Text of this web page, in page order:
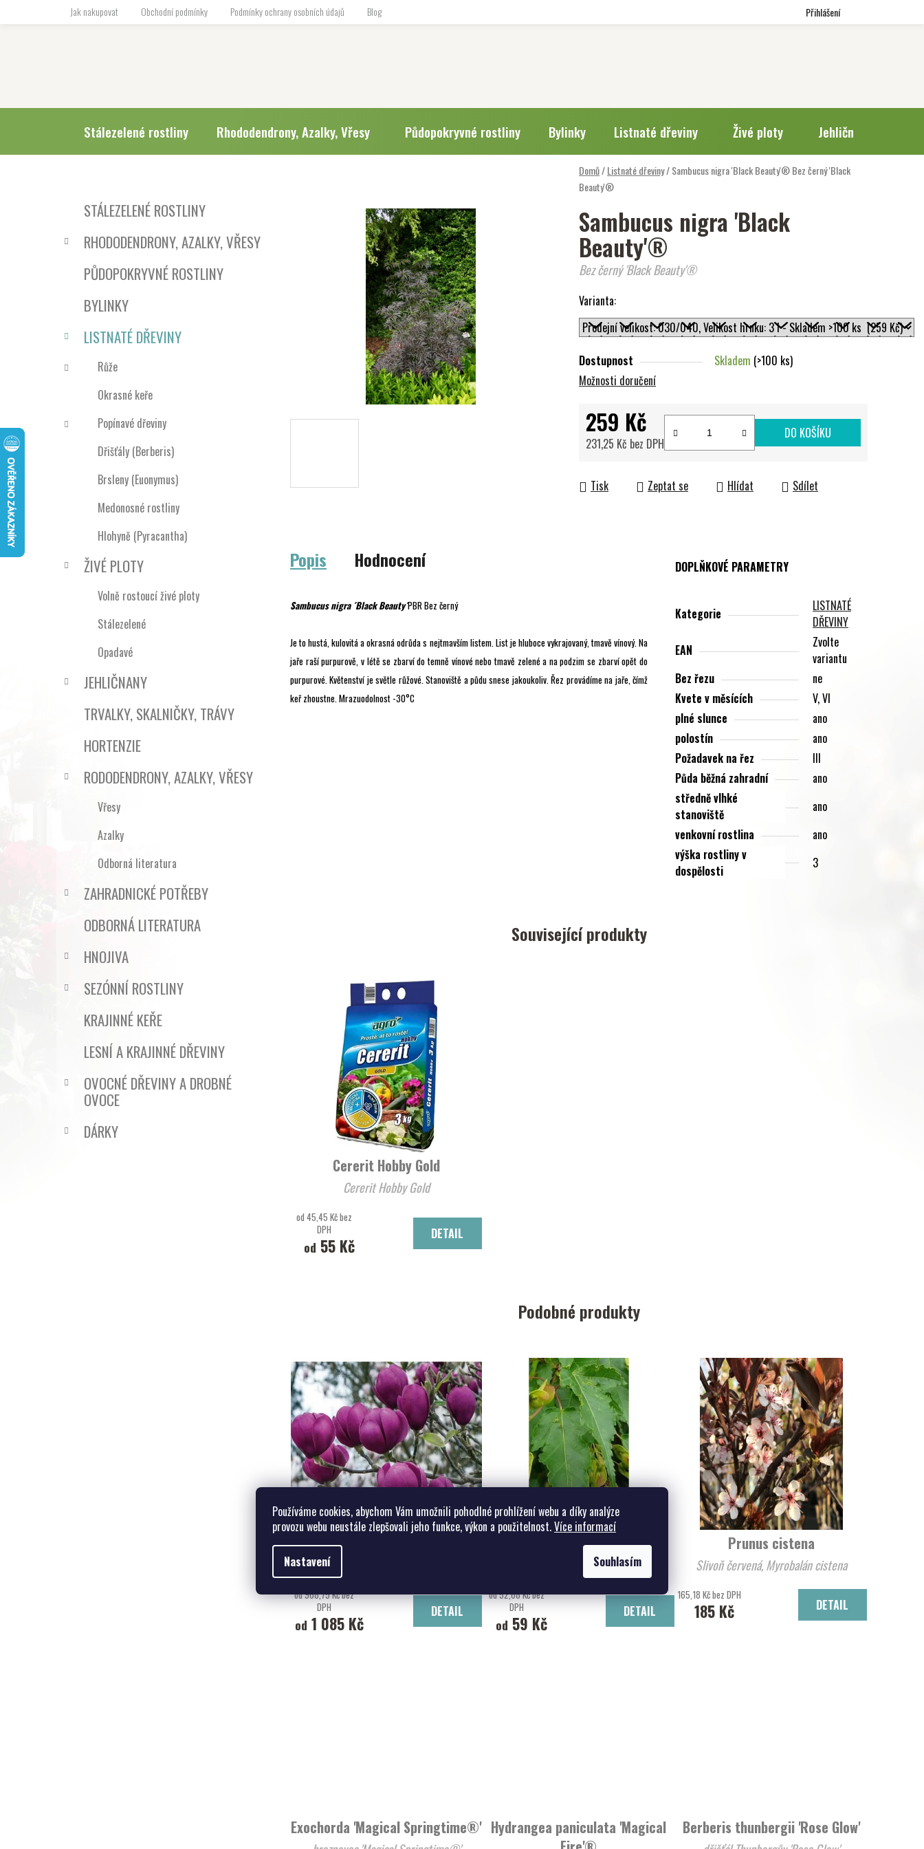
Používáme cookies, abychom Vám umožnili pohodlné prohlížení webu a díky analýze
provozu webu neustále zlepšovali jeho funkce, výkon a použitelnost.Více informací
Nastavení Souhlasím
Jak nakupovat Obchodní podmínky Podmínky ochrany osobních údajů Blog Přihlášení
Stálezelené rostliny Rhododendrony, Azalky, Vřesy Půdopokryvné rostliny Bylinky Listnaté dřeviny Živé ploty Jehličnany
Domů/Listnaté dřeviny/Sambucus nigra 'Black Beauty'®Bez černý 'Black
Beauty'®
Přeskočit
kategorie
e
STÁLEZELENÉ ROSTLINY
RHODODENDRONY, AZALKY, VŘESY
PŮDOPOKRYVNÉ ROSTLINY
BYLINKY
LISTNATÉ DŘEVINY
Růže
Okrasné keře
Popínavé dřeviny
Dřišťály (Berberis)
Brsleny (Euonymus)
Medonosné rostliny
Hlohyně (Pyracantha)
ŽIVÉ PLOTY
Volně rostoucí živé ploty
Stálezelené
Opadavé
JEHLIČNANY
TRVALKY, SKALNIČKY, TRÁVY
HORTENZIE
RODODENDRONY, AZALKY, VŘESY
Vřesy
Azalky
Odborná literatura
ZAHRADNICKÉ POTŘEBY
ODBORNÁ LITERATURA
HNOJIVA
SEZÓNNÍ ROSTLINY
KRAJINNÉ KEŘE
LESNÍ A KRAJINNÉ DŘEVINY
OVOCNÉ DŘEVINY A DROBNÉ
OVOCE
DÁRKY
Sambucus nigra 'Black
Beauty'®
Bez černý 'Black Beauty'®
Varianta:
Dostupnost Skladem (>100 ks)
Možnosti doručení
259 Kč
231,25 Kč bez DPH
DO KOŠÍKU
Tisk Zeptat se Hlídat Sdílet
Popis Hodnocení
Sambucus nigra ´Black Beauty´PBR Bez černý
Je to hustá, kulovitá a okrasná odrůda s nejtmavším listem. List je hluboce vykrajovaný, tmavě vínový. Na
jaře raší purpurově, v létě se zbarví do temně vínové nebo tmavě zelené a na podzim se zbarví opět do
purpurové. Květenství je světle růžové. Stanoviště a půdu snese jakoukoliv. Řez provádíme na jaře, čímž
keř zhoustne. Mrazuodolnost -30°C
DOPLŇKOVÉ PARAMETRY
Kategorie
LISTNATÉ
DŘEVINY
EAN
Zvolte
variantu
Bez řezu
ne
Kvete v měsících
V, VI
plné slunce
ano
polostín
ano
Požadavek na řez
III
Půda běžná zahradní
ano
středně vlhké
stanoviště
ano
venkovní rostlina
ano
výška rostliny v
dospělosti
3
Související produkty
Cererit Hobby Gold
Cererit Hobby Gold
od 45,45 Kč bez
DPH
od 55 Kč
DETAIL
Podobné produkty
Magnolia 'Black Tulip'
od 968,75 Kč bez
DPH
od 1 085 Kč
DETAIL
Acer tataricum
javor tatarský
od 52,68 Kč bez
DPH
od 59 Kč
DETAIL
Prunus cistena
Slivoň červená, Myrobalán cistena
165,18 Kč bez DPH
185 Kč DETAIL
Exochorda 'Magical Springtime®' Hydrangea paniculata 'Magical
Berberis thunbergii 'Rose Glow'